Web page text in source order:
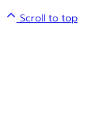
Scroll to top